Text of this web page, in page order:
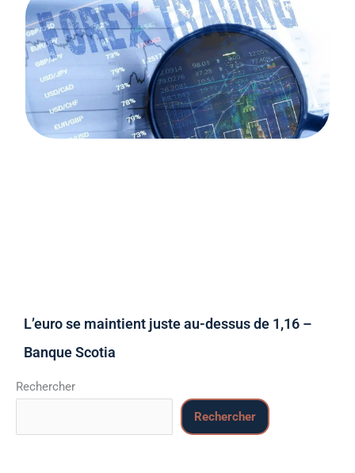
L’euro se maintient juste au-dessus de 1,16 –
Banque Scotia
Rechercher
Rechercher